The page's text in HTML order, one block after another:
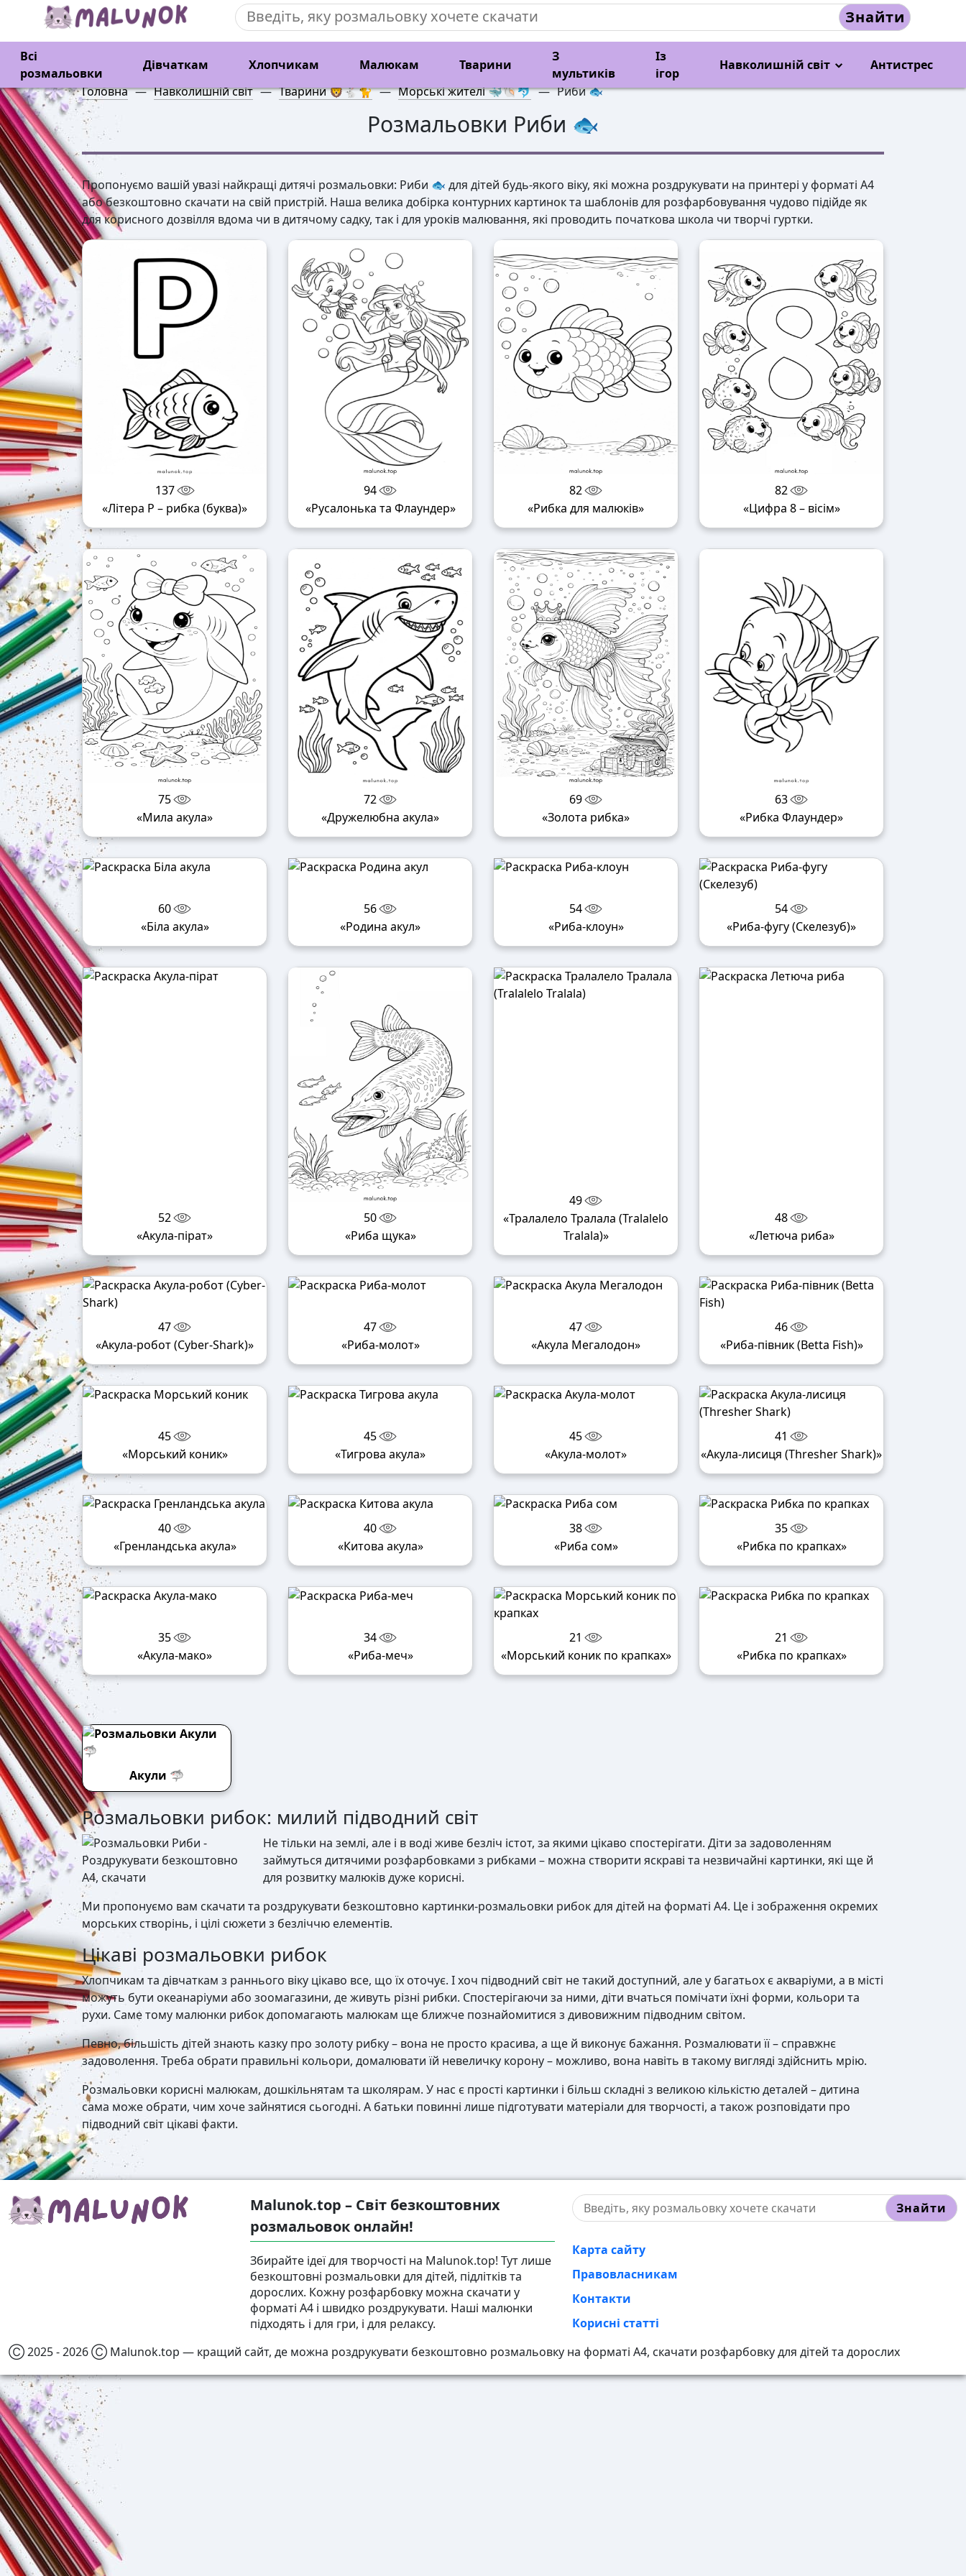
Знайти
Всі
розмальовки
Дівчаткам Хлопчикам Малюкам Тварини
З
мультиків
Із
ігор
Навколишній світ
Антистрес
Головна — Навколишній світ — Тварини 🦁🐇🐈 — Морські жителі 🐳🐚🐬 — Риби 🐟
Розмальовки Риби 🐟
Пропонуємо вашій увазі найкращі дитячі розмальовки: Риби 🐟 для дітей будь-якого віку, які можна роздрукувати на принтері у форматі А4
або безкоштовно скачати на свій пристрій. Наша велика добірка контурних картинок та шаблонів для розфарбовування чудово підійде як
для корисного дозвілля вдома чи в дитячому садку, так і для уроків малювання, які проводить початкова школа чи творчі гуртки.
137
«Літера Р – рибка (буква)»
94
«Русалонька та Флаундер»
82
«Рибка для малюків»
82
«Цифра 8 – вісім»
75
«Мила акула»
72
«Дружелюбна акула»
69
«Золота рибка»
63
«Рибка Флаундер»
60
«Біла акула»
56
«Родина акул»
54
«Риба-клоун»
54
«Риба-фугу (Скелезуб)»
52
«Акула-пірат»
50
«Риба щука»
49
«Тралалело Тралала (Tralalelo
Tralala)»
48
«Летюча риба»
47
«Акула-робот (Cyber-Shark)»
47
«Риба-молот»
47
«Акула Мегалодон»
46
«Риба-півник (Betta Fish)»
45
«Морський коник»
45
«Тигрова акула»
45
«Акула-молот»
41
«Акула-лисиця (Thresher Shark)»
40
«Гренландська акула»
40
«Китова акула»
38
«Риба сом»
35
«Рибка по крапках»
35
«Акула-мако»
34
«Риба-меч»
21
«Морський коник по крапках»
21
«Рибка по крапках»
Акули 🦈
Розмальовки рибок: милий підводний світ
Не тільки на землі, але і в воді живе безліч істот, за якими цікаво спостерігати. Діти за задоволенням
займуться дитячими розфарбовками з рибками – можна створити яскраві та незвичайні картинки, які ще й
для розвитку малюків дуже корисні.
Ми пропонуємо вам скачати та роздрукувати безкоштовно картинки-розмальовки рибок для дітей на форматі А4. Це і зображення окремих
морських створінь, і цілі сюжети з безліччю елементів.
Цікаві розмальовки рибок
Хлопчикам та дівчаткам з раннього віку цікаво все, що їх оточує. І хоч підводний світ не такий доступний, але у багатьох є акваріуми, а в місті
можуть бути океанаріуми або зоомагазини, де живуть різні рибки. Спостерігаючи за ними, діти вчаться помічати їхні форми, кольори та
рухи. Саме тому малюнки рибок допомагають малюкам ще ближче познайомитися з дивовижним підводним світом.
Певно, більшість дітей знають казку про золоту рибку – вона не просто красива, а ще й виконує бажання. Розмалювати її – справжнє
задоволення. Треба обрати правильні кольори, домалювати їй невеличку корону – можливо, вона навіть в такому вигляді здійснить мрію.
Розмальовки корисні малюкам, дошкільнятам та школярам. У нас є прості картинки і більш складні з великою кількістю деталей – дитина
сама може обрати, чим хоче зайнятися сьогодні. А батьки повинні лише підготувати матеріали для творчості, а також розповідати про
підводний світ цікаві факти.
Malunok.top – Світ безкоштовних
розмальовок онлайн!
Збирайте ідеї для творчості на Malunok.top! Тут лише
безкоштовні розмальовки для дітей, підлітків та
дорослих. Кожну розфарбовку можна скачати у
форматі А4 і швидко роздрукувати. Наші малюнки
підходять і для гри, і для релаксу.
Знайти
Карта сайту
Правовласникам
Контакти
Корисні статті
Ⓒ 2025 - 2026 Ⓒ Malunok.top — кращий сайт, де можна роздрукувати безкоштовно розмальовку на форматі А4, скачати розфарбовку для дітей та дорослих